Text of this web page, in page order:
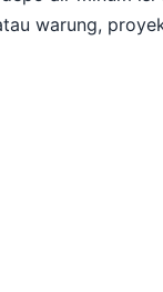
warung,